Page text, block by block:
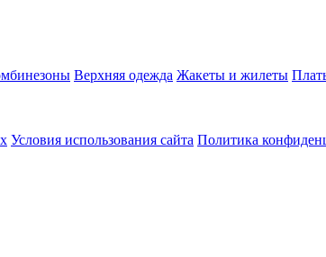
Верхняя одежда Жакеты и жилеты
Условия использования сайта Политика